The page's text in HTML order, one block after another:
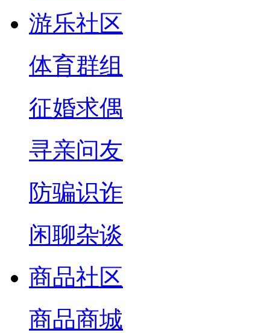
游乐社区
体育群组
征婚求偶
寻亲问友
防骗识诈
闲聊杂谈
商品社区
商品商城